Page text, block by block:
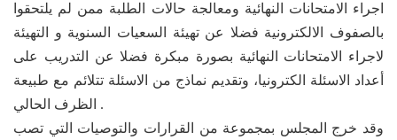
اجراء الامتحانات النهائية ومعالجة حالات الطلبة ممن لم يلتحقوا
بالصفوف الالكترونية فضلا عن تهيئة السعيات السنوية و التهيئة
لاجراء الامتحانات النهائية بصورة مبكرة فضلا عن التدريب على
أعداد الاسئلة الكترونيا، وتقديم نماذج من الاسئلة تتلائم مع طبيعة
الظرف الحالي .
وقد خرج المجلس بمجموعة من القرارات والتوصيات التي تصب